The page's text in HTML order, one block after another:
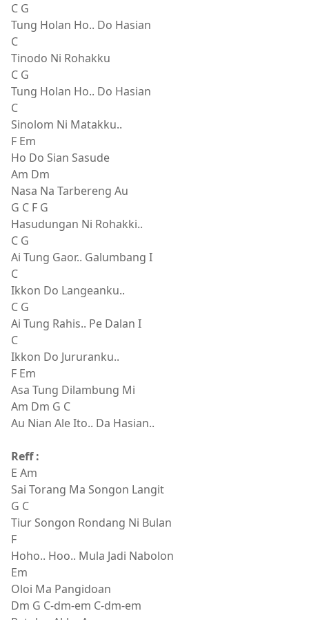
C G
Tung Holan Ho.. Do Hasian
C
Tinodo Ni Rohakku
C G
Tung Holan Ho.. Do Hasian
C
Sinolom Ni Matakku..
F Em
Ho Do Sian Sasude
Am Dm
Nasa Na Tarbereng Au
G C F G
Hasudungan Ni Rohakki..
C G
Ai Tung Gaor.. Galumbang I
C
Ikkon Do Langeanku..
C G
Ai Tung Rahis.. Pe Dalan I
C
Ikkon Do Jururanku..
F Em
Asa Tung Dilambung Mi
Am Dm G C
Au Nian Ale Ito.. Da Hasian..
Reff :
E Am
Sai Torang Ma Songon Langit
G C
Tiur Songon Rondang Ni Bulan
F
Hoho.. Hoo.. Mula Jadi Nabolon
Em
Oloi Ma Pangidoan
Dm G C-dm-em C-dm-em